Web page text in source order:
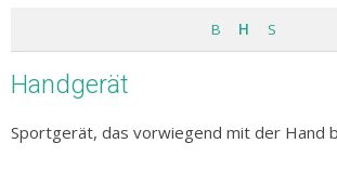
B H S
Handgerät
Sportgerät, das vorwiegend mit der Hand